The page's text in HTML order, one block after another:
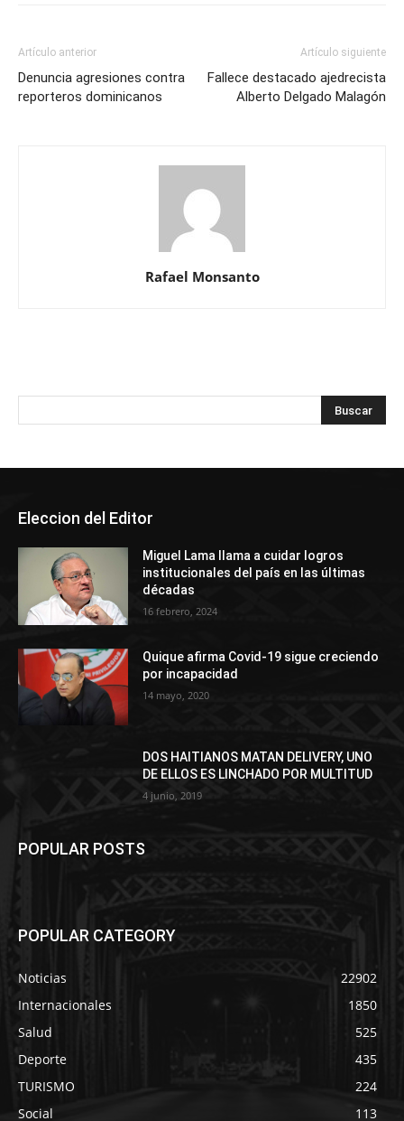
Artículo anterior
Denuncia agresiones contra
reporteros dominicanos
Artículo siguiente
Fallece destacado ajedrecista
Alberto Delgado Malagón
Rafael Monsanto
Eleccion del Editor
Miguel Lama llama a cuidar logros
institucionales del país en las últimas
décadas
16 febrero, 2024
Quique afirma Covid-19 sigue creciendo
por incapacidad
14 mayo, 2020
DOS HAITIANOS MATAN DELIVERY, UNO
DE ELLOS ES LINCHADO POR MULTITUD
4 junio, 2019
POPULAR POSTS
POPULAR CATEGORY
Noticias
22902
Internacionales
1850
Salud
525
Deporte
435
TURISMO
224
Social
113